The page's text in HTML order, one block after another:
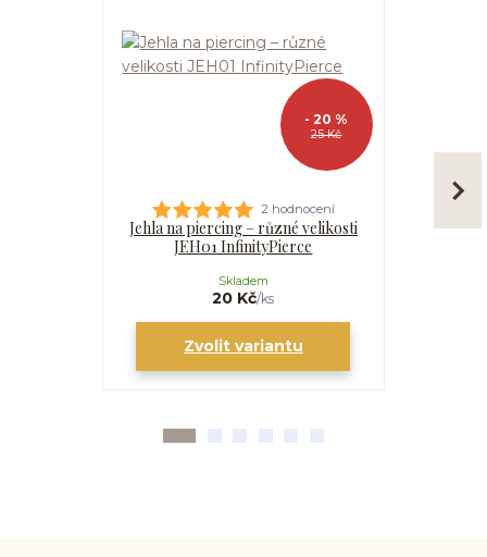
25 Kč
- 20 %
2 hodnocení
Jehla na piercing – různé velikosti
JEH01 InfinityPierce
20 Kč/ks
Skladem
Zvolit variantu